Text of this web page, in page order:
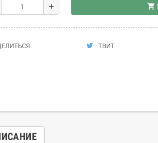
add shopping_cart
ТВИТ